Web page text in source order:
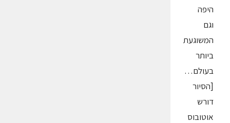
היפה
וגם
המשוגעת
ביותר
בעולם…
[הסיור
דורש
אוטובוס